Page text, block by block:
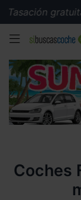
gratuita
MENÚ
Coches